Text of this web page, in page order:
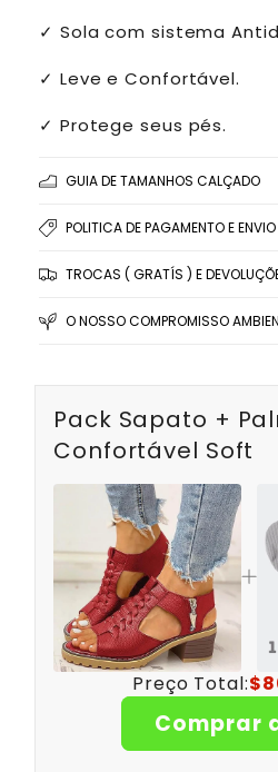
✓ Sola com sistema
✓ Leve e Confortável.
✓ Protege seus pés.
GUIA DE TAMANHOS CALÇADO
POLITICA DE PAGAMENTO E ENVIO
TROCAS ( GRATÍS ) E
O NOSSO COMPROMISSO
Pack Sapato +
Confortável Soft
Preço Total:
Comprar